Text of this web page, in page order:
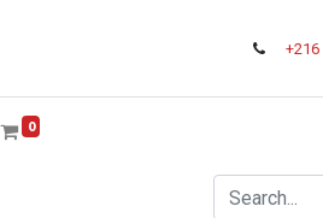
+216
0